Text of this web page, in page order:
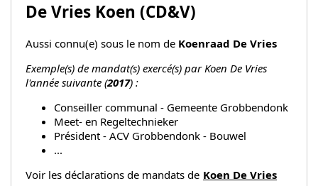
De Vries Koen (CD&V)
Aussi connu(e) sous le nom de Koenraad De Vries
Exemple(s) de mandat(s) exercé(s) par Koen De Vries
l'année suivante (2017) :
Conseiller communal - Gemeente Grobbendonk
Meet- en Regeltechnieker
Président - ACV Grobbendonk - Bouwel
...
Voir les déclarations de mandats de Koen De Vries